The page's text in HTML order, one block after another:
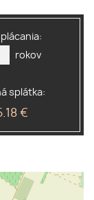
rokov
splátka:
€